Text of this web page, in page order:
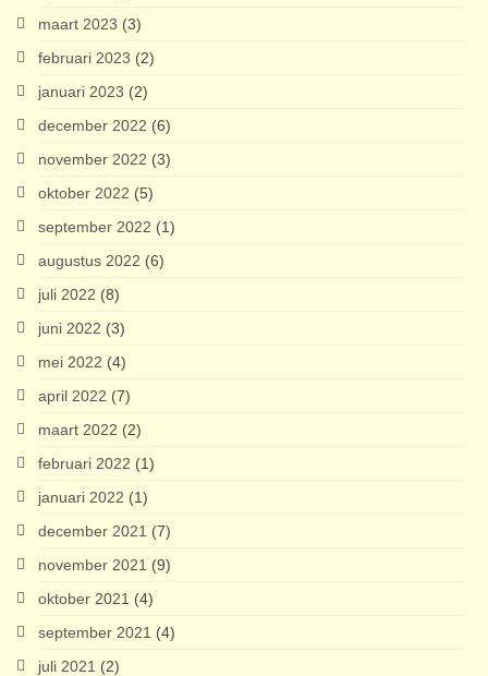
maart 2023 (3)
februari 2023 (2)
januari 2023 (2)
december 2022 (6)
november 2022 (3)
oktober 2022 (5)
september 2022 (1)
augustus 2022 (6)
juli 2022 (8)
juni 2022 (3)
mei 2022 (4)
april 2022 (7)
maart 2022 (2)
februari 2022 (1)
januari 2022 (1)
december 2021 (7)
november 2021 (9)
oktober 2021 (4)
september 2021 (4)
juli 2021 (2)